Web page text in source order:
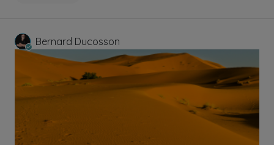
Bernard Ducosson